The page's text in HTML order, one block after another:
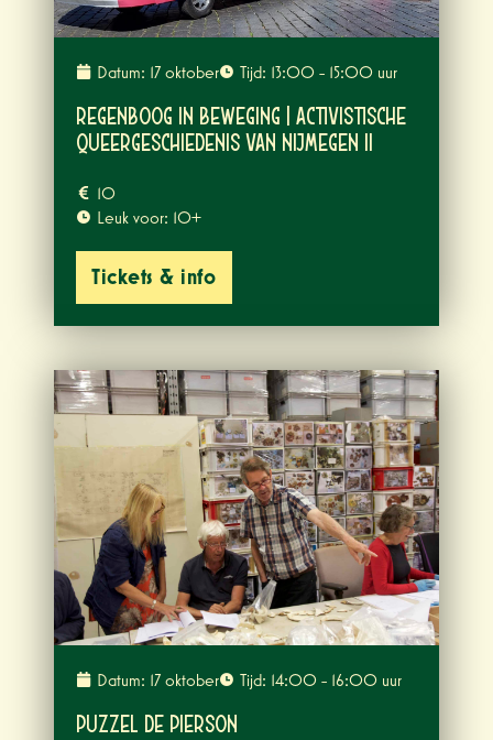
Datum: 17 oktober Tijd: 13:00 - 15:00 uur
Regenboog in beweging | Activistische
queergeschiedenis van Nijmegen II
10
Leuk voor: 10+
Tickets & info
Datum: 17 oktober Tijd: 14:00 - 16:00 uur
Puzzel de Pierson